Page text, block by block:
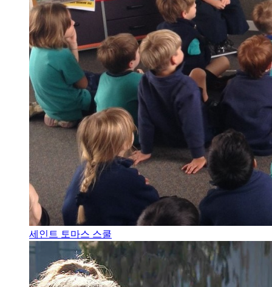
세인트 토마스 스쿨